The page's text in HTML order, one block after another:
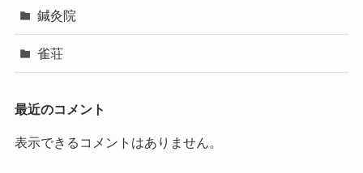
鍼灸院
雀荘
最近のコメント
表示できるコメントはありません。